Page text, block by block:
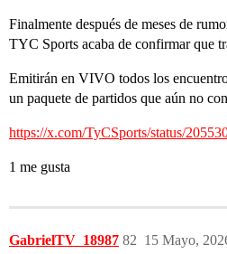
Finalmente después de meses de
TYC Sports acaba de confirmar que
Emitirán en VIVO todos los
un paquete de partidos que aún no
https://x.com/TyCSports/status/
1 me gusta
GabrielTV_18987 15 Mayo,
82